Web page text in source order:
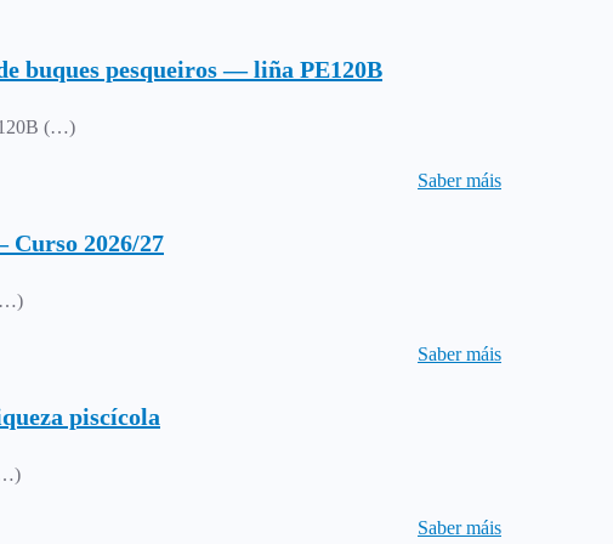
buques pesqueiros — liña PE120B
(…)
Saber máis
Curso 2026/27
Saber máis
piscícola
Saber máis